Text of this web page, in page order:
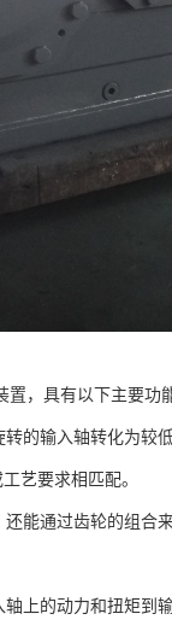
，具有以下主要功
的输入轴转化为较
艺要求相匹配。
能通过齿轮的组合
上的动力和扭矩到